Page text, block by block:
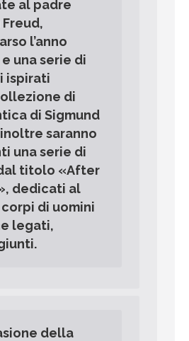
al padre
l’anno
una serie di
ispirati
di
di Sigmund
saranno
una serie di
titolo «After
dedicati al
di uomini
legati,
della